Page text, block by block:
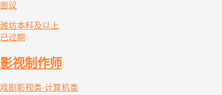
面议
潍坊本科及以上
已过期
影视制作师
戏剧影视类·计算机类